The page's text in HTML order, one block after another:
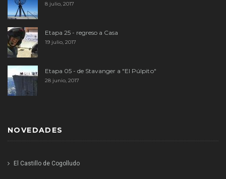
8 julio, 2017
Etapa 25 - regreso a Casa
19 julio, 2017
Etapa 05 - de Stavanger a "El Púlpito"
28 junio, 2017
NOVEDADES
El Castillo de Cogolludo